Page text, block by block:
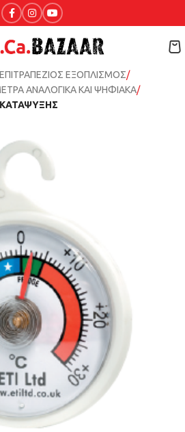
ΕΠΙΤΡΑΠΕΖΙΟΣ ΕΞΟΠΛΙΣΜΟΣ
ΑΝΑΛΟΓΙΚΑ ΚΑΙ ΨΗΦΙΑΚΑ